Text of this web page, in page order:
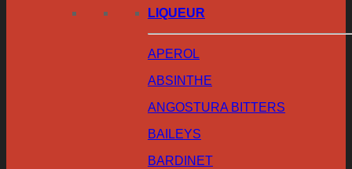
LIQUEUR
APEROL
ABSINTHE
ANGOSTURA BITTERS
BAILEYS
BARDINET